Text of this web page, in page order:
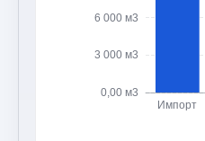
0,00 м3
3 000 м3
6 000 м3
Импорт